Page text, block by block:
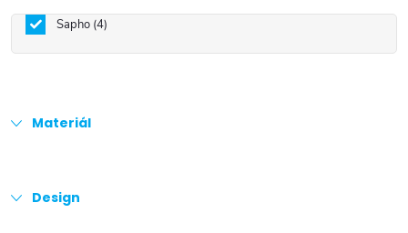
Sapho 4
Materiál
Design